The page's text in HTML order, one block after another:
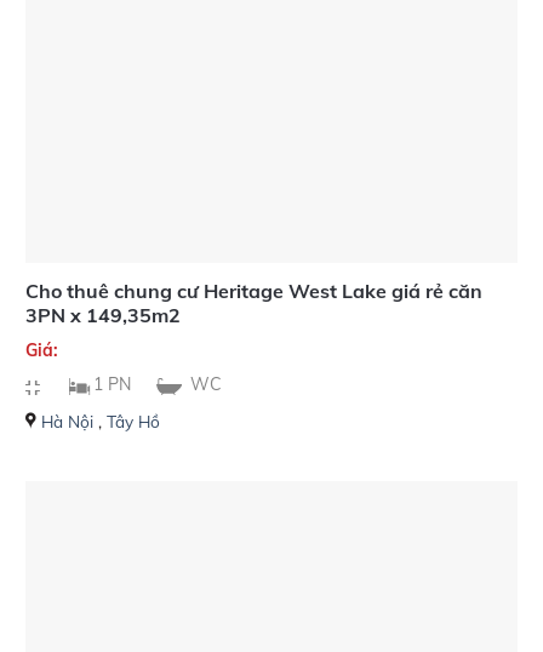
Cho thuê chung cư Heritage West Lake giá rẻ căn
3PN x 149,35m2
Giá:
1 PN
WC
Hà Nội, Tây Hồ